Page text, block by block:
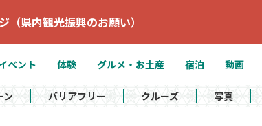
県内観光振興のお願い）
ベント 体験 グルメ・お土産 宿泊 動画
ン バリアフリー クルーズ 写真